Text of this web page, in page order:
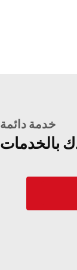
خدمة دائمة
بالخدمات